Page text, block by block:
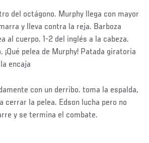
del octágono. Murphy llega con mayor
y lleva contra la reja. Barboza
al cuerpo. 1-2 del inglés a la cabeza.
¡Qué pelea de Murphy! Patada giratoria
encaja
con un derribo. toma la espalda,
cerrar la pelea. Edson lucha pero no
y se termina el combate.